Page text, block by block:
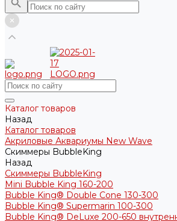
Каталог товаров
Назад
Каталог товаров
Акриловые Аквариумы New Wave
Скиммеры BubbleKing
Назад
Скиммеры BubbleKing
Mini Bubble King 160-200
Bubble King® Double Cone 130-300
Bubble King® Supermarin 100-300
Bubble King® DeLuxe 200-650